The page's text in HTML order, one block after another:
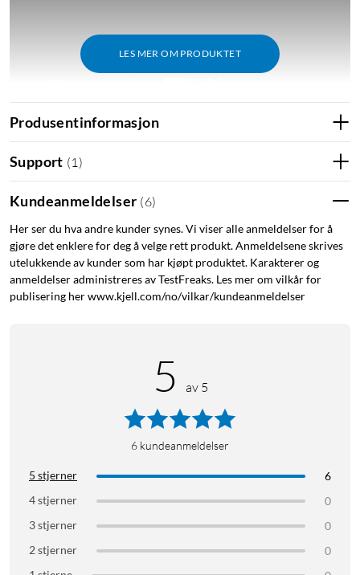
LES MER OM PRODUKTET
Streaming
Produsentinformasjon
Support (1 )
Kundeanmeldelser (6)
Her ser du hva andre kunder synes. Vi viser alle anmeldelser for å
gjøre det enklere for deg å velge rett produkt. Anmeldelsene skrives
utelukkende av kunder som har kjøpt produktet. Karakterer og
anmeldelser administreres av TestFreaks. Les mer om vilkår for
publisering her www.kjell.com/no/vilkar/kundeanmeldelser
5 av 5
6 kundeanmeldelser
5 stjerner
6
4 stjerner
0
3 stjerner
0
2 stjerner
0